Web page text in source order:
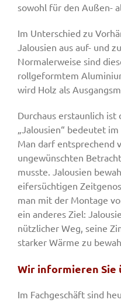
Smart Home
Team
Jobs
Kontakt
sowohl für den Außen-
Im Unterschied zu
Jalousien aus auf- und
Normalerweise sind
rollgeformtem
wird Holz als
Durchaus erstaunlich
„Jalousien“ bedeutet
Man darf entsprechend
ungewünschten
musste. Jalousien
eifersüchtigen
man mit der Montage
ein anderes Ziel:
nützlicher Weg, seine
starker Wärme zu
Wir informieren Sie
Im Fachgeschäft sind